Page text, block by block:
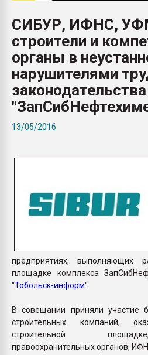
СИБУР, ИФНС,
строители и
органы в
нарушителями
13/05/2016
предприятиях, выполняющих
площадке комплекса
"Тобольск-информ".
В совещании приняли участие
строительных компаний,
строительной
правоохранительных органов,